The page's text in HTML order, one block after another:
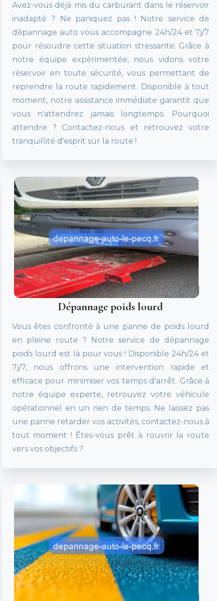
Avez-vous déjà mis du carburant dans le réservoir
inadapté ? Ne paniquez pas ! Notre service de
dépannage auto vous accompagne 24h/24 et 7j/7
pour résoudre cette situation stressante. Grâce à
notre équipe expérimentée, nous vidons votre
réservoir en toute sécurité, vous permettant de
reprendre la route rapidement. Disponible à tout
moment, notre assistance immédiate garantit que
vous n'attendrez jamais longtemps. Pourquoi
attendre ? Contactez-nous et retrouvez votre
tranquillité d'esprit sur la route !
Dépannage poids lourd
Vous êtes confronté à une panne de poids lourd
en pleine route ? Notre service de dépannage
poids lourd est là pour vous ! Disponible 24h/24 et
7j/7, nous offrons une intervention rapide et
efficace pour minimiser vos temps d'arrêt. Grâce à
notre équipe experte, retrouvez votre véhicule
opérationnel en un rien de temps. Ne laissez pas
une panne retarder vos activités, contactez-nous à
tout moment ! Êtes-vous prêt à rouvrir la route
vers vos objectifs ?